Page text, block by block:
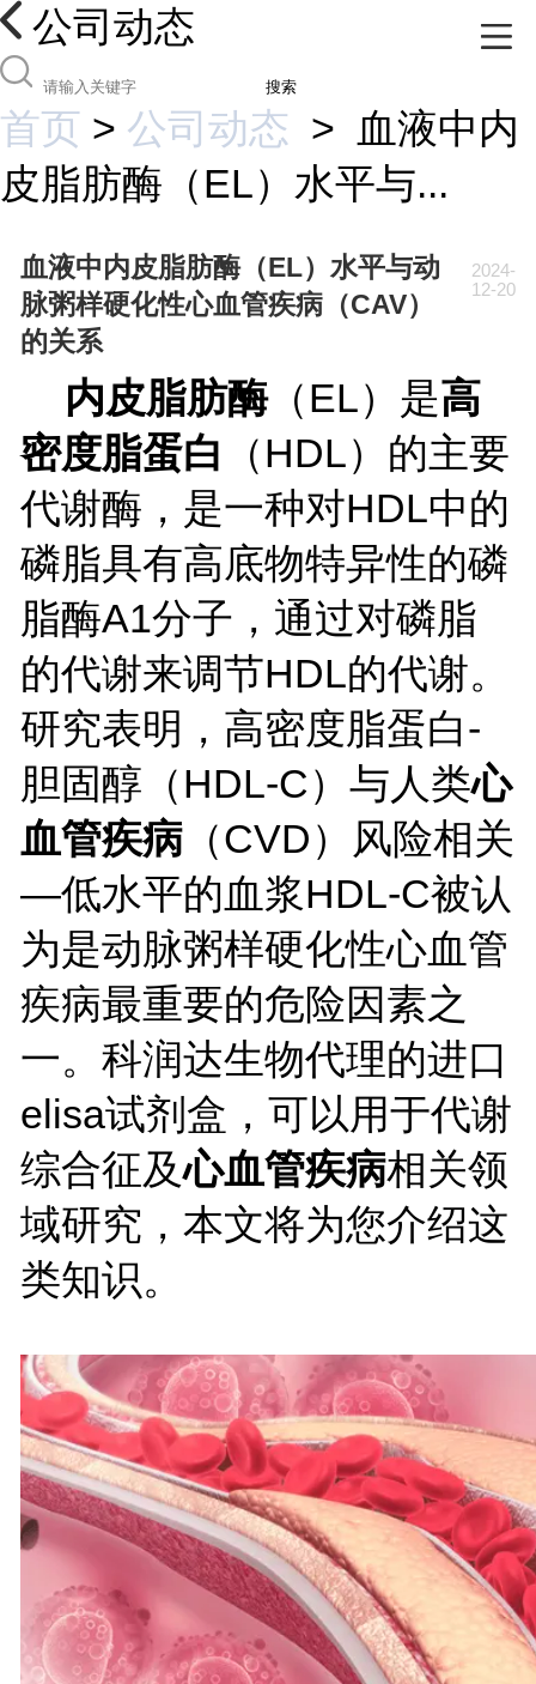
公司动态
搜索
首页 > 公司动态 >
血液中内
皮脂肪酶（EL）水平与...
血液中内皮脂肪酶（EL）水平与动
脉粥样硬化性心血管疾病（CAV）
的关系
2024-
12-20
内皮脂肪酶（EL）是高
密度脂蛋白
（HDL）的主要
代谢酶，是一种对HDL中的
磷脂具有高底物特异性的磷
脂酶A1分子，通过对磷脂
的代谢来调节HDL的代谢。
研究表明，高密度脂蛋白-
胆固醇（HDL-C）与人类心
血管疾病（CVD）风险相关
—低水平的血浆HDL-C被认
为是动脉粥样硬化性心血管
疾病最重要的危险因素之
一。 科润达生物代理的进口
elisa试剂盒，可以用于代谢
综合征及心血管疾病相关领
域研究，本文将为您介绍这
类知识。